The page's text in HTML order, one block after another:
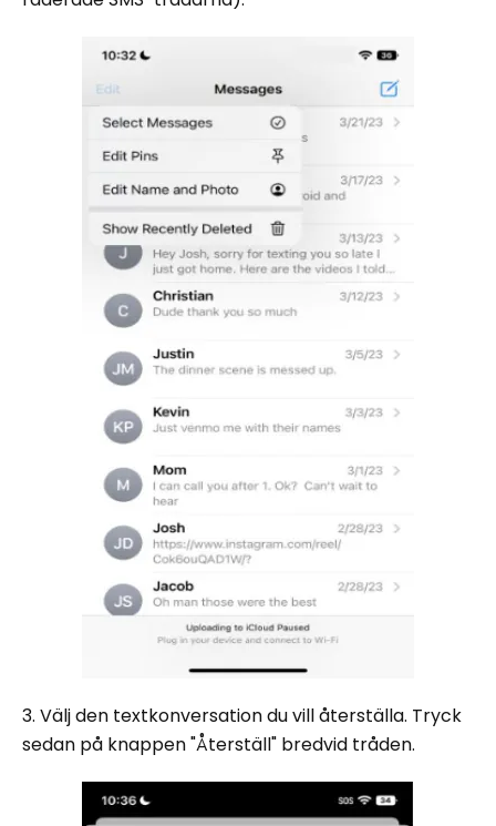
3. Välj den textkonversation du vill återställa. Tryck
sedan på knappen "Återställ" bredvid tråden.